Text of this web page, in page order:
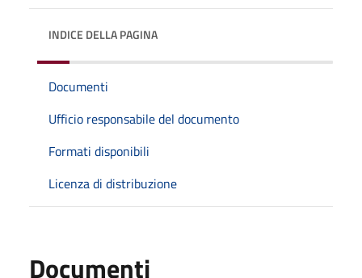
INDICE DELLA PAGINA
Documenti
Ufficio responsabile del documento
Formati disponibili
Licenza di distribuzione
Documenti